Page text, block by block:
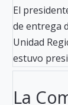
El
de entrega
Unidad
estuvo
La